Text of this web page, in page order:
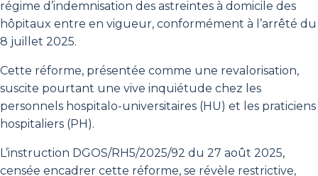
régime d’indemnisation des astreintes à domicile des
hôpitaux entre en vigueur, conformément à l’arrêté du
8 juillet 2025.
Cette réforme, présentée comme une revalorisation,
suscite pourtant une vive inquiétude chez les
personnels hospitalo-universitaires (HU) et les praticiens
hospitaliers (PH).
L’instruction DGOS/RH5/2025/92 du 27 août 2025,
censée encadrer cette réforme, se révèle restrictive,